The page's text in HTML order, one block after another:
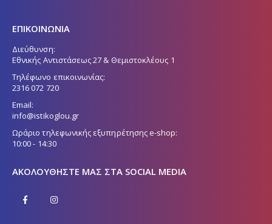
ΕΠΙΚΟΙΝΩΝΙΑ
Διεύθυνση:
Εθνικής Αντιστάσεως 27 & Θεμιστοκλέους 1
Τηλέφωνο επικοινωνίας:
2316 072 720
Email:
info@istikoglou.gr
Ωράριο τηλεφωνικής εξυπηρέτησης e-shop:
10:00 - 14:30
ΑΚΟΛΟΥΘΉΣΤΕ ΜΑΣ ΣΤΑ SOCIAL MEDIA